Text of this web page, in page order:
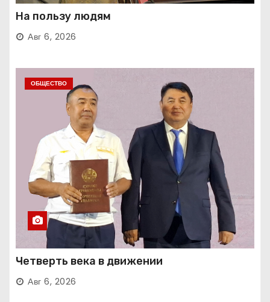
На пользу людям
Авг 6, 2026
ОБЩЕСТВО
Четверть века в движении
Авг 6, 2026